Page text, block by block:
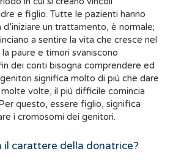
e figlio. Tutte le pazienti hanno
un trattamento, è normale;
a sentire la vita che cresce nel
paure e timori svaniscono
significa molto di più che dare
volte, il più difficile comincia
questo, essere figlio, significa
i cromosomi dei genitori.
carattere della donatrice?